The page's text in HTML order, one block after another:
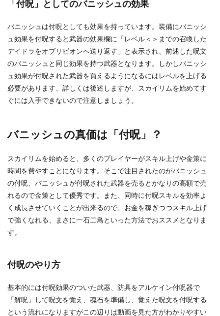
「付呪」としてのバニッシュの効果
バニッシュは付呪としても効果を持っています。装備にバニッシ
ュ効果を付呪すると武器の効果欄に「レベル＜＞までの召喚した
デイドラをオブリビオンへ送り返す」と表示され、前述した呪文
のバニッシュと同じ効果を持つ武器となります。しかしバニッシ
ュ効果が付呪された武器を買えるようになるにはレベルを上げる
必要があります、詳しくは後述しますが、スカイリムを始めてす
ぐには入手できないので注意しましょう。
バニッシュの真価は「付呪」？
スカイリムを始めると、多くのプレイヤーがスキル上げや金策に
時間を費やすことになります。そこで注目されたのがバニッシュ
の付呪、バニッシュが付呪された武器を売るとかなりの高額で売
れるので金策として優秀です。また、同時に付呪スキルを効率よ
く成長させていくことが出来るので、お金を稼ぎつつスキル上げ
で強くなれる、まさに一石二鳥といった方法でおススメとなりま
す。
付呪のやり方
基本的には付呪効果のついた武器、防具をアルケイン付呪器で
「解呪」して呪文を覚え、魂石を準備し、覚えた呪文を付呪する
という流れになりますがこの辺りは動画を見た方がわかりやすい